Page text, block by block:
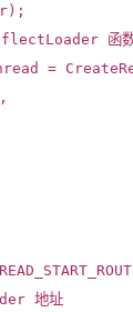
函
=
地址